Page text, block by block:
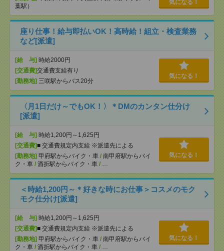
葉駅）
気になる！
座り仕事！給与即払いOK！高時給！組立・検査業務
など[派遣]
[給 与] 時給2000円
[交通費]交通費支給有り
[勤務地] 三咲駅からバス20分
気になる！
〈月1日だけ～でもOK！〉＊DMのカンタン仕分け
[派遣]
[給 与] 時給1,200円～1,625円
[交通費]■ 交通費規定内支給 ※派遣先による
[勤務地] 甲府駅からバイク・車 / 南甲府駅からバイ
ク・車 / 酒折駅からバイク・車 / …
気になる！
＜時給1,200円～＊好きな時にお仕事＞コスメのモク
モク仕分け[派遣]
[給 与] 時給1,200円～1,625円
[交通費]■ 交通費規定内支給 ※派遣先による
[勤務地] 甲府駅からバイク・車 / 南甲府駅からバイ
ク・車 / 酒折駅からバイク・車 / …
気になる！